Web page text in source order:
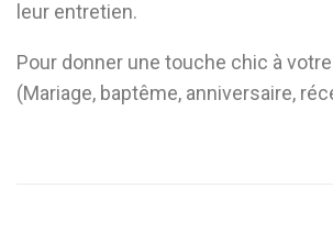
leur entretien.
Pour donner une touche chic à
(Mariage, baptême, anniversaire,